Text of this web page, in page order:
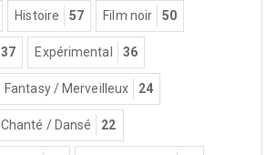
Histoire 57 Film noir 50
37 Expérimental 36
Fantasy / Merveilleux 24
Chanté / Dansé 22